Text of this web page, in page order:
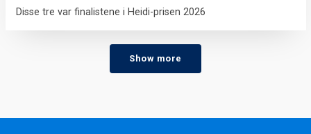
Disse tre var finalistene i Heidi-prisen 2026
Show more